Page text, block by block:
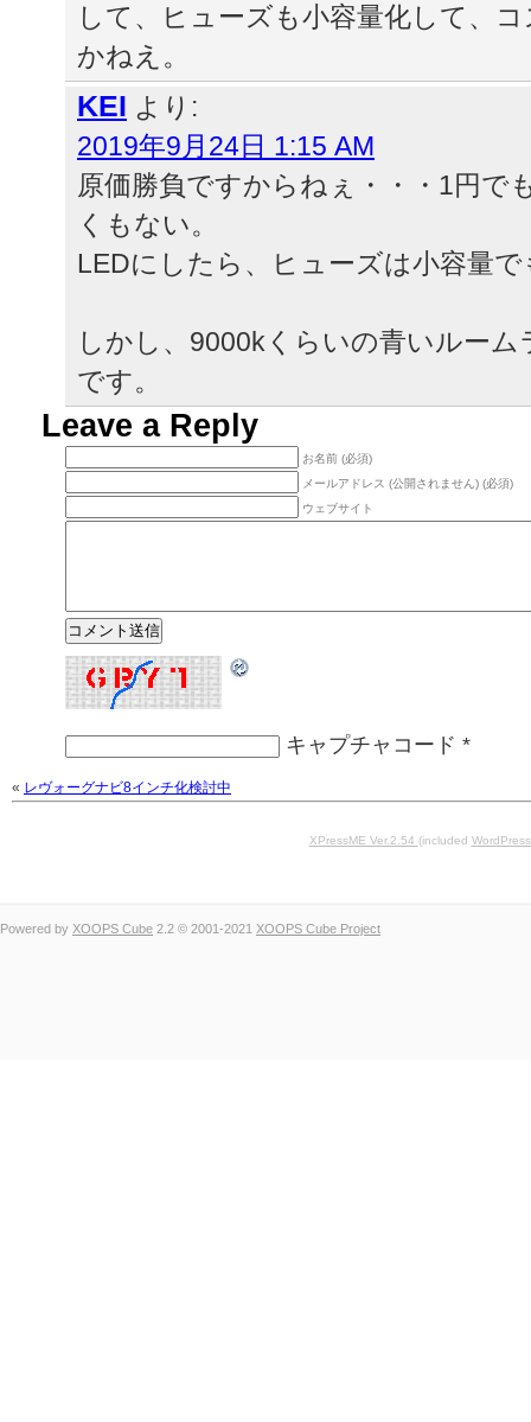
して、ヒューズも小容量化して、
かねえ。
KEI より:
2019年9月24日 1:15 AM
原価勝負ですからねぇ・・・1円で
くもない。
LEDにしたら、ヒューズは小容量
しかし、9000kくらいの青いルー
です。
Leave a Reply
お名前 (必須)
メールアドレス (公開されません) (必須)
ウェブサイト
キャプチャコード *
« レヴォーグナビ8インチ化検討中
XPressME Ver.2.54 (included
Powered by XOOPS Cube 2.2 © 2001-2021 XOOPS Cube Project